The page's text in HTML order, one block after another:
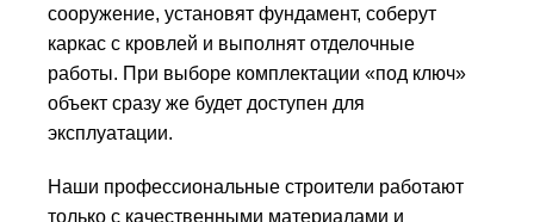
сооружение, установят фундамент, соберут
каркас с кровлей и выполнят отделочные
работы. При выборе комплектации «под ключ»
объект сразу же будет доступен для
эксплуатации.
Наши профессиональные строители работают
только с качественными материалами и